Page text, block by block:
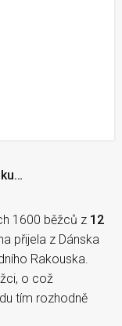
1600 běžců z 12
přijela z Dánska
Rakouska.
o což
tím rozhodně